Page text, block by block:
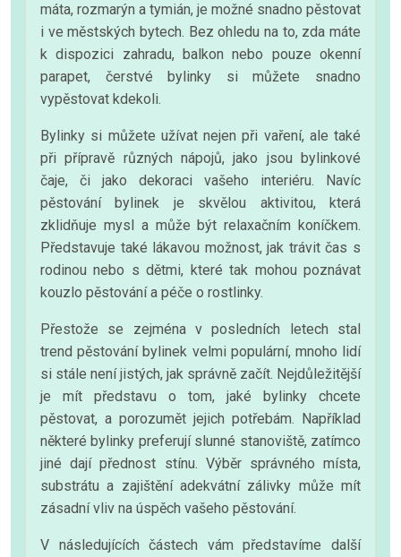
máta, rozmarýn a tymián, je možné snadno pěstovat
i ve městských bytech. Bez ohledu na to, zda máte
k dispozici zahradu, balkon nebo pouze okenní
parapet, čerstvé bylinky si můžete snadno
vypěstovat kdekoli.
Bylinky si můžete užívat nejen při vaření, ale také
při přípravě různých nápojů, jako jsou bylinkové
čaje, či jako dekoraci vašeho interiéru. Navíc
pěstování bylinek je skvělou aktivitou, která
zklidňuje mysl a může být relaxačním koníčkem.
Představuje také lákavou možnost, jak trávit čas s
rodinou nebo s dětmi, které tak mohou poznávat
kouzlo pěstování a péče o rostlinky.
Přestože se zejména v posledních letech stal
trend pěstování bylinek velmi populární, mnoho lidí
si stále není jistých, jak správně začít. Nejdůležitější
je mít představu o tom, jaké bylinky chcete
pěstovat, a porozumět jejich potřebám. Například
některé bylinky preferují slunné stanoviště, zatímco
jiné dají přednost stínu. Výběr správného místa,
substrátu a zajištění adekvátní zálivky může mít
zásadní vliv na úspěch vašeho pěstování.
V následujících částech vám představíme další